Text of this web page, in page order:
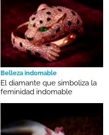
Belleza indomable
El diamante que simboliza la
feminidad indomable